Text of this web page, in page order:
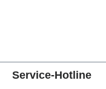
Service-Hotline